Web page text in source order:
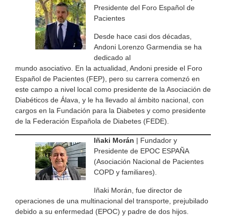
Presidente del Foro Español de
Pacientes
Desde hace casi dos décadas,
Andoni Lorenzo Garmendia se ha
dedicado al
mundo asociativo. En la actualidad, Andoni preside el Foro
Español de Pacientes (FEP), pero su carrera comenzó en
este campo a nivel local como presidente de la Asociación de
Diabéticos de Álava, y le ha llevado al ámbito nacional, con
cargos en la Fundación para la Diabetes y como presidente
de la Federación Española de Diabetes (FEDE).
Iñaki Morán | Fundador y
Presidente de EPOC ESPAÑA
(Asociación Nacional de Pacientes
COPD y familiares).
Iñaki Morán, fue director de
operaciones de una multinacional del transporte, prejubilado
debido a su enfermedad (EPOC) y padre de dos hijos.